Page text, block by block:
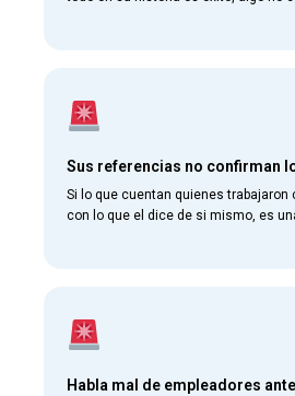
Sus referencias no confirman
Si lo que cuentan quienes trabajaron
con lo que el dice de si mismo, es
Habla mal de empleadores